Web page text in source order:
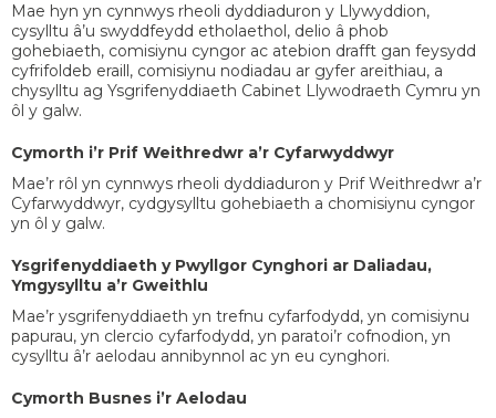
Mae hyn yn cynnwys rheoli dyddiaduron y Llywyddion,
cysylltu â’u swyddfeydd etholaethol, delio â phob
gohebiaeth, comisiynu cyngor ac atebion drafft gan feysydd
cyfrifoldeb eraill, comisiynu nodiadau ar gyfer areithiau, a
chysylltu ag Ysgrifenyddiaeth Cabinet Llywodraeth Cymru yn
ôl y galw.
Cymorth i’r Prif Weithredwr a’r Cyfarwyddwyr
Mae’r rôl yn cynnwys rheoli dyddiaduron y Prif Weithredwr a’r
Cyfarwyddwyr, cydgysylltu gohebiaeth a chomisiynu cyngor
yn ôl y galw.
Ysgrifenyddiaeth y Pwyllgor Cynghori ar Daliadau,
Ymgysylltu a’r Gweithlu
Mae’r ysgrifenyddiaeth yn trefnu cyfarfodydd, yn comisiynu
papurau, yn clercio cyfarfodydd, yn paratoi’r cofnodion, yn
cysylltu â’r aelodau annibynnol ac yn eu cynghori.
Cymorth Busnes i’r Aelodau